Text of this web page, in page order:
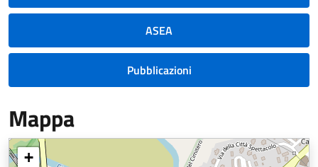
ASEA
Pubblicazioni
Mappa
+